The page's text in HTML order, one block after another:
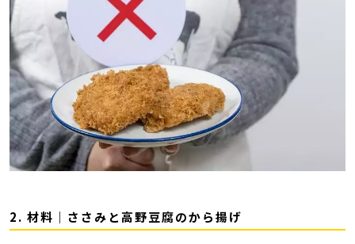
2. 材料｜ささみと高野豆腐のから揚げ